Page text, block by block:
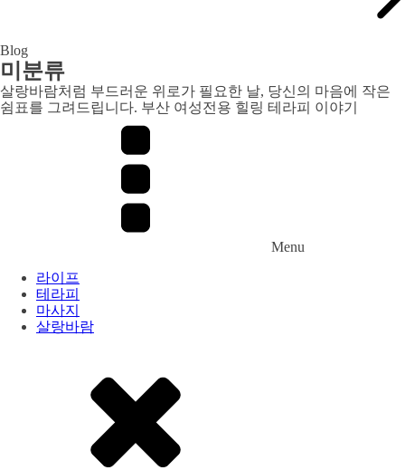
Blog
미분류
살랑바람처럼 부드러운 위로가 필요한 날, 당신의 마음에 작은
쉼표를 그려드립니다. 부산 여성전용 힐링 테라피 이야기
Menu
라이프
테라피
마사지
살랑바람